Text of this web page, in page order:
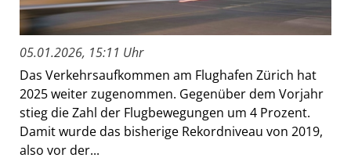
05.01.2026, 15:11 Uhr
Das Verkehrsaufkommen am Flughafen Zürich hat
2025 weiter zugenommen. Gegenüber dem Vorjahr
stieg die Zahl der Flugbewegungen um 4 Prozent.
Damit wurde das bisherige Rekordniveau von 2019,
also vor der...